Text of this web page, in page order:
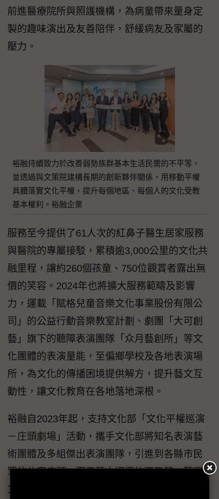
前進醫療院所與照護機構，為病童帶來量身定
製的趣味演出及友善陪伴，舒緩病友及家屬的
壓力。
裕融持續致力於改善弱勢族群基本生活民需的不平等，
並透過與文策院建構長期的創新夥伴關係，用移動平權
具體落實文化平權，提升每個地區、每個人的文化受教
基本權利。裕融企業
服務至今提供了61人次的紅鼻子醫生居家服務
與醫院的專屬接駁，累積逾3,000公里的文化共
融里程，讓約260個孩童、750位觀賞者露出無
價的笑容。2024年也將擴大服務範疇及影響
力，運載「賦格兒童音樂文化事業股份有限公
司」的公益行動音樂教室計劃、劇團「大可創
藝」旗下的聽障表演團隊「众月藝創所」等文
化團體的表演量能，至偏鄉學校及各地表演場
所，為文化的傳播困境提供解方，提升藝文互
動性，讓文化教育在各地落地深根。
裕融自2023年起，支持文化部「文化平權巡演
－庄頭劇場」活動，攜手文化部將知名表演藝
術團體及多組傑出表演團隊，引進到各縣市民
眾的住家庄頭，弭平藝文資源的不平等，落實
文化平權。響應國際永續發展趨勢及連結裕融